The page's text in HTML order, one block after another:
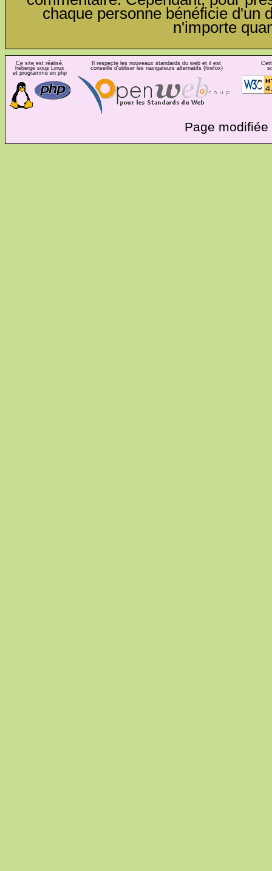
chaque personne bénéficie d'un
n'importe
Ce site est réalisé,
hébergé sous Linux
et programmé en php
Il respecte les nouveaux standards du web et il est
conseillé d'utiliser les navigateurs alternatifs (firefox)
Page